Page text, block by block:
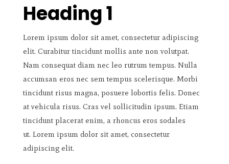
Heading 1
Lorem ipsum dolor sit amet, consectetur adipiscing
elit. Curabitur tincidunt mollis ante non volutpat.
Nam consequat diam nec leo rutrum tempus. Nulla
accumsan eros nec sem tempus scelerisque. Morbi
tincidunt risus magna, posuere lobortis felis. Donec
at vehicula risus. Cras vel sollicitudin ipsum. Etiam
tincidunt placerat enim, a rhoncus eros sodales
ut. Lorem ipsum dolor sit amet, consectetur
adipiscing elit.